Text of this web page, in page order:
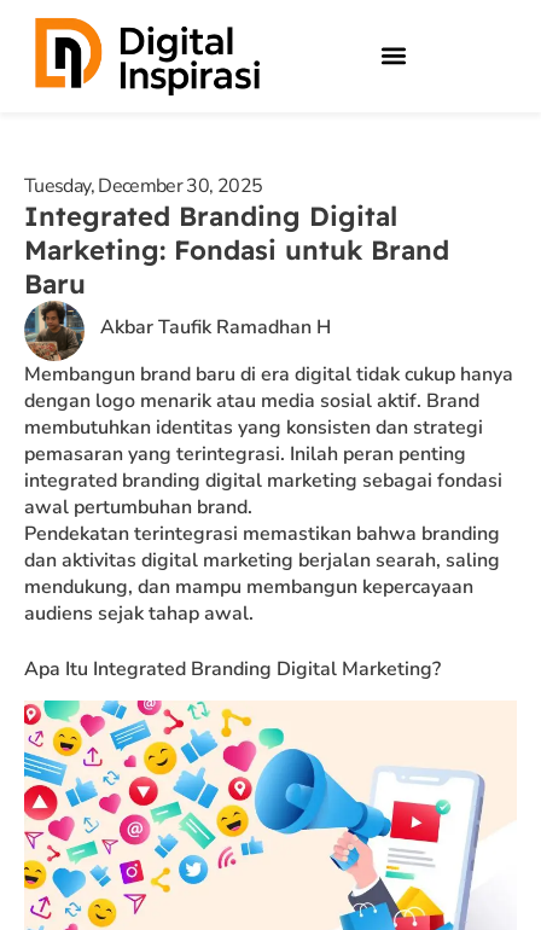
Skip
content
Tuesday, December 30, 2025
Integrated Branding Digital
Marketing: Fondasi untuk Brand
Baru
Akbar Taufik Ramadhan H
Membangun brand baru di era digital tidak cukup hanya
dengan logo menarik atau media sosial aktif. Brand
membutuhkan identitas yang konsisten dan strategi
pemasaran yang terintegrasi. Inilah peran penting
integrated branding digital marketing sebagai fondasi
awal pertumbuhan brand.
Pendekatan terintegrasi memastikan bahwa branding
dan aktivitas digital marketing berjalan searah, saling
mendukung, dan mampu membangun kepercayaan
audiens sejak tahap awal.
Apa Itu Integrated Branding Digital Marketing?